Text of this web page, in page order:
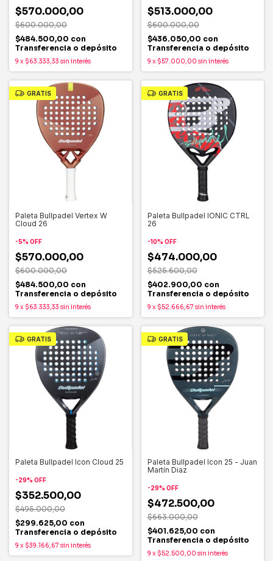
$570.000,00
$600.000,00
$484.500,00 con
Transferencia o depósito
9 x $63.333,33 sin interés
$513.000,00
$600.000,00
$436.050,00 con
Transferencia o depósito
9 x $57.000,00 sin interés
GRATIS
Paleta Bullpadel Vertex W
Cloud 26
-5% OFF
$570.000,00
$600.000,00
$484.500,00 con
Transferencia o depósito
9 x $63.333,33 sin interés
GRATIS
Paleta Bullpadel IONIC CTRL
26
-10% OFF
$474.000,00
$525.600,00
$402.900,00 con
Transferencia o depósito
9 x $52.666,67 sin interés
GRATIS
Paleta Bullpadel Icon Cloud 25
-29% OFF
$352.500,00
$495.000,00
$299.625,00 con
Transferencia o depósito
9 x $39.166,67 sin interés
GRATIS
Paleta Bullpadel Icon 25 - Juan
Martín Diaz
-29% OFF
$472.500,00
$663.000,00
$401.625,00 con
Transferencia o depósito
9 x $52.500,00 sin interés